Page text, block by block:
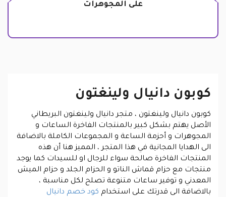
على المجوهرات
كوبون دانيال ولينغتون
كوبون دانيال ولينغتون ، متجر دانيال ولينغتون البريطاني
الأصل يهتم بشكل كبير بالمنتجات الفاخرة الساعات و
المجوهرات و أحزمة الساعة و المجموعات الكاملة بالاضافة
الى الهدايا المجانية في هذا المتجر ، المميز هنا أن هذه
المنتجات الفاخرة صالحة سواء للرجال او للسيدات كما يوجد
منتجات مع حزام قماش الناتو و الحزام الجلد و حزام الميش
المعدني و توفير ساعات متنوعة تصلح لكل مناسبة ،
بالاضافة الى قدرتك على استخدام كود خصم دانيال